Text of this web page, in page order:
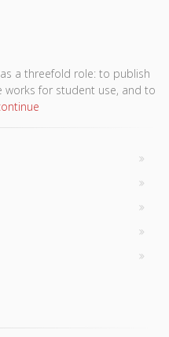
has a threefold role: to publish
works for student use, and to